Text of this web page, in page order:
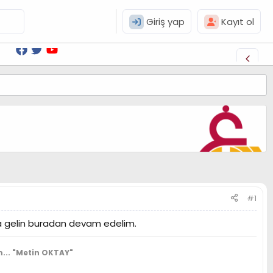
Giriş yap Kayıt ol
#1
gelin buradan devam edelim.
"Metin OKTAY"